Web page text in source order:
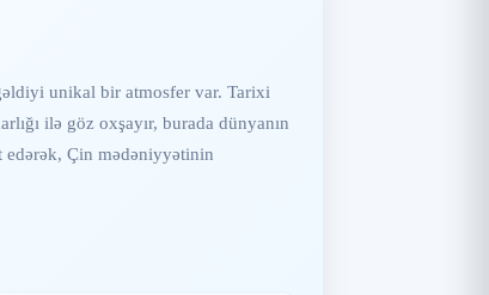
unikal bir atmosfer var. Tarixi
ilə göz oxşayır, burada dünyanın
edərək, Çin mədəniyyətinin